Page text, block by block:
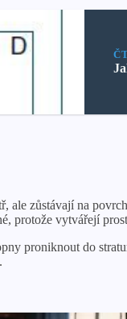
ale zůstávají na
protože vytvářejí
proniknout do